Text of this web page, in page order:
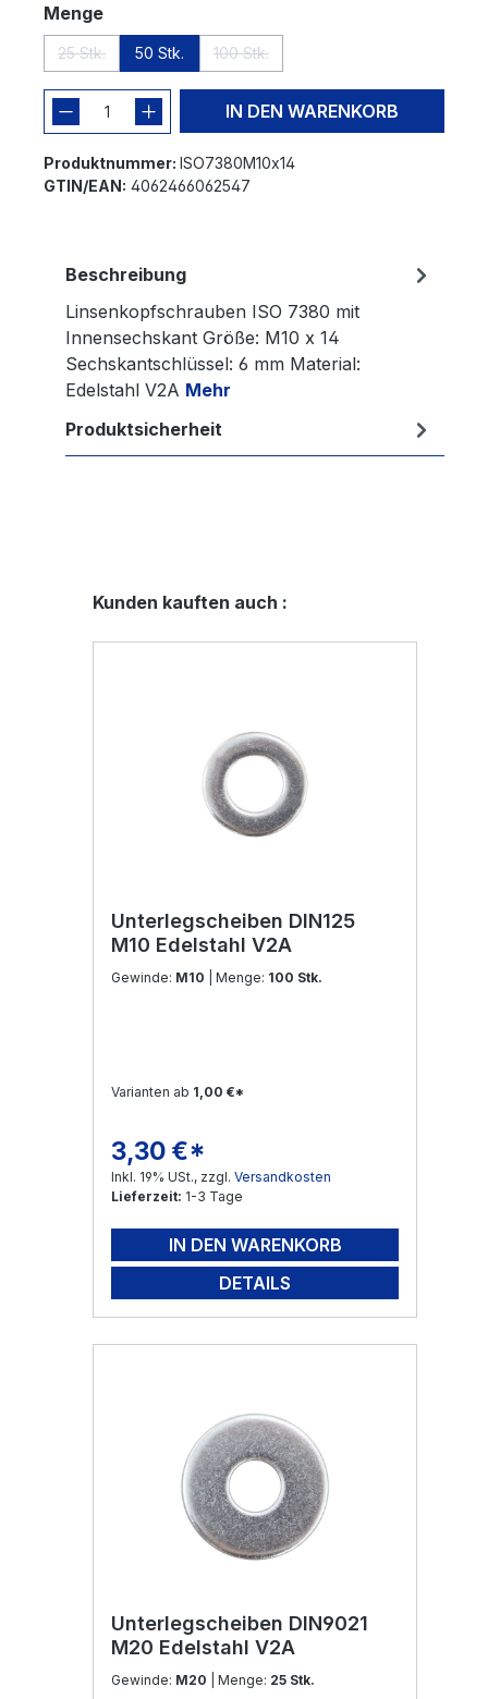
Mengeauswählen
25 Stk. 50 Stk. 100 Stk.
IN DEN WARENKORB
Produktnummer: ISO7380M10x14
GTIN/EAN: 4062466062547
Beschreibung
Linsenkopfschrauben ISO 7380 mit
Innensechskant Größe: M10 x 14
Sechskantschlüssel: 6 mm Material:
Edelstahl V2A Mehr
Produktsicherheit
Produktgalerie überspringen
Kunden kauften auch :
Unterlegscheiben DIN125
M10 Edelstahl V2A
Gewinde: M10 | Menge: 100 Stk.
Varianten ab 1,00 €*
Regulärer Preis:
3,30 €*
Inkl. 19% USt., zzgl. Versandkosten
Lieferzeit: 1-3 Tage
IN DEN WARENKORB
DETAILS
Unterlegscheiben DIN9021
M20 Edelstahl V2A
Gewinde: M20 | Menge: 25 Stk.